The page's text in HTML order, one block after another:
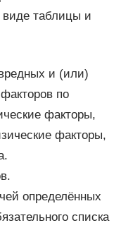
виде таблицы и
и (или)
по
факторы,
факторы,
определённых
списка